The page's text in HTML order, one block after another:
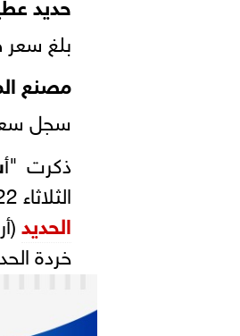
بلغ سعر طن
مصنع
سجل سعر
ذكرت "أ
الثلاثاء 22 يونيو 2021 استقرار أسعار الحديد، حيث سجل متوسط سعر
الحديد
خردة الحديد 6100